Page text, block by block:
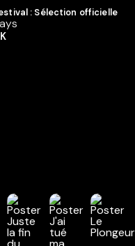
: Sélection officielle